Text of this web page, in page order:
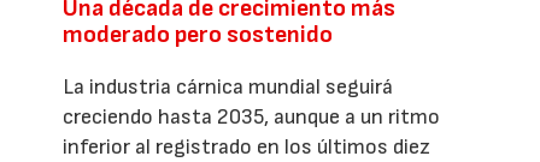
Una década de crecimiento más
moderado pero sostenido
La industria cárnica mundial seguirá
creciendo hasta 2035, aunque a un ritmo
inferior al registrado en los últimos diez